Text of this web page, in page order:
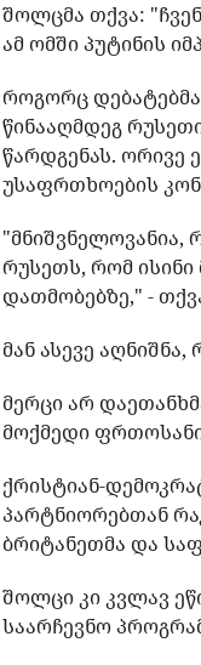
შოლცმა თქვა:
ამ ომში პუტინის
როგორც დებატებმა
წინააღმდეგ
წარდგენას. ორივე
უსაფრთხოების
"მნიშვნელოვანია,
რუსეთს, რომ ისინი
დათმობებზე," -
მან ასევე
მერცი არ
მოქმედი ფრთოსანი
ქრისტიან-
პარტნიორებთან
ბრიტანეთმა და
შოლცი კი კვლავ
საარჩევნო